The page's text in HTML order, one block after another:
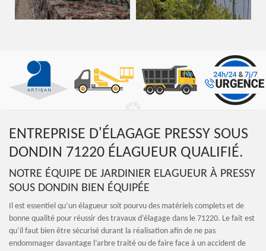
ENTREPRISE D'ÉLAGAGE PRESSY SOUS
DONDIN 71220 ÉLAGUEUR QUALIFIÉ.
NOTRE ÉQUIPE DE JARDINIER ELAGUEUR À PRESSY
SOUS DONDIN BIEN ÉQUIPÉE
Il est essentiel qu’un élagueur soit pourvu des matériels complets et de
bonne qualité pour réussir des travaux d’élagage dans le 71220. Le fait est
qu’il faut bien être sécurisé durant la réalisation afin de ne pas
endommager davantage l’arbre traité ou de faire face à un accident de